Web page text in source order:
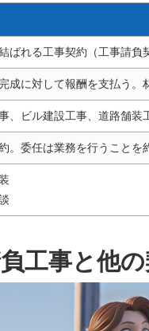
ばれる工事契約（工事請負
成に対して報酬を支払う。
、ビル建設工事、道路舗
。委任は業務を行うことを
工事と他